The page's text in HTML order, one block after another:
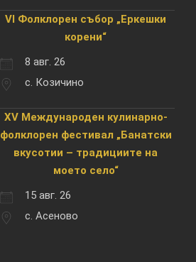
VI Фолклорен събор „Еркешки
корени“
8 авг. 26
с. Козичино
XV Международен кулинарно-
фолклорен фестивал „Банатски
вкусотии – традициите на
моето село“
15 авг. 26
с. Асеново